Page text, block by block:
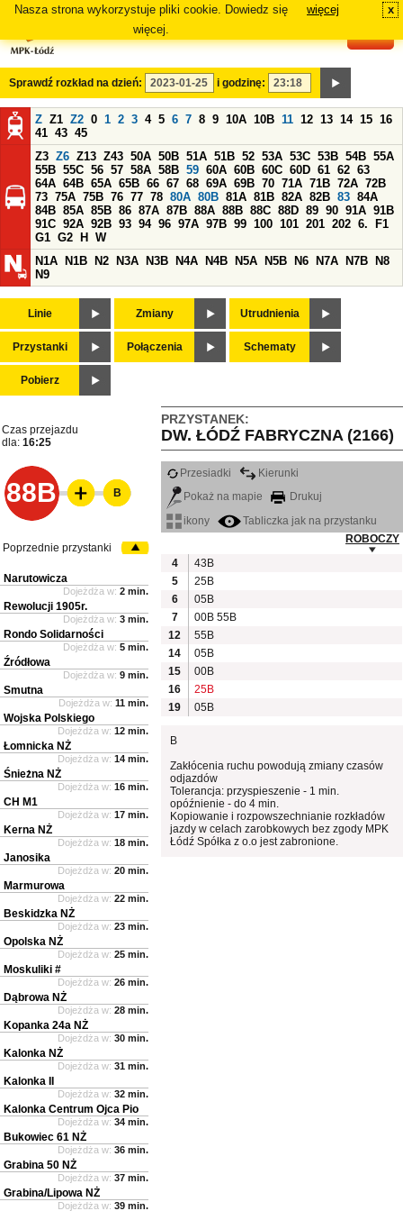
Nasza strona wykorzystuje pliki cookie. Dowiedz się
więcej.
więcej x
Sprawdź rozkład na dzień: i godzinę:
Z Z1 Z2 0 1 2 3 4 5 6 7 8 9 10A 10B 11 12 13 14 15 16
41 43 45
Z3 Z6 Z13 Z43 50A 50B 51A 51B 52 53A 53C 53B 54B 55A
55B 55C 56 57 58A 58B 59 60A 60B 60C 60D 61 62 63
64A 64B 65A 65B 66 67 68 69A 69B 70 71A 71B 72A 72B
73 75A 75B 76 77 78 80A 80B 81A 81B 82A 82B 83 84A
84B 85A 85B 86 87A 87B 88A 88B 88C 88D 89 90 91A 91B
91C 92A 92B 93 94 96 97A 97B 99 100 101 201 202 6.
F1
G1 G2 H
W
N1A
N1B N2 N3A N3B N4A N4B N5A N5B N6 N7A N7B
N8
N9
Linie Zmiany Utrudnienia
Przystanki Połączenia Schematy
Pobierz
PRZYSTANEK:
DW. ŁÓDŹ FABRYCZNA (2166)
Czas przejazdu
dla: 16:25
88B
Przesiadki
Kierunki
Pokaż na mapie
Drukuj
ikony
Tabliczka jak na przystanku
ROBOCZY
4
43B
5
25B
6
05B
7
00B 55B
12
55B
14
05B
15
00B
16
25B
19
05B
B
Zakłócenia ruchu powodują zmiany czasów
odjazdów
Tolerancja: przyspieszenie - 1 min.
opóźnienie - do 4 min.
Kopiowanie i rozpowszechnianie rozkładów
jazdy w celach zarobkowych bez zgody MPK
Łódź Spółka z o.o jest zabronione.
B
Poprzednie przystanki
Narutowicza
Dojeżdża w: 2 min.
Rewolucji 1905r.
Dojeżdża w: 3 min.
Rondo Solidarności
Dojeżdża w: 5 min.
Źródłowa
Dojeżdża w: 9 min.
Smutna
Dojeżdża w: 11 min.
Wojska Polskiego
Dojeżdża w: 12 min.
Łomnicka NŻ
Dojeżdża w: 14 min.
Śnieżna NŻ
Dojeżdża w: 16 min.
CH M1
Dojeżdża w: 17 min.
Kerna NŻ
Dojeżdża w: 18 min.
Janosika
Dojeżdża w: 20 min.
Marmurowa
Dojeżdża w: 22 min.
Beskidzka NŻ
Dojeżdża w: 23 min.
Opolska NŻ
Dojeżdża w: 25 min.
Moskuliki #
Dojeżdża w: 26 min.
Dąbrowa NŻ
Dojeżdża w: 28 min.
Kopanka 24a NŻ
Dojeżdża w: 30 min.
Kalonka NŻ
Dojeżdża w: 31 min.
Kalonka II
Dojeżdża w: 32 min.
Kalonka Centrum Ojca Pio
Dojeżdża w: 34 min.
Bukowiec 61 NŻ
Dojeżdża w: 36 min.
Grabina 50 NŻ
Dojeżdża w: 37 min.
Grabina/Lipowa NŻ
Dojeżdża w: 39 min.